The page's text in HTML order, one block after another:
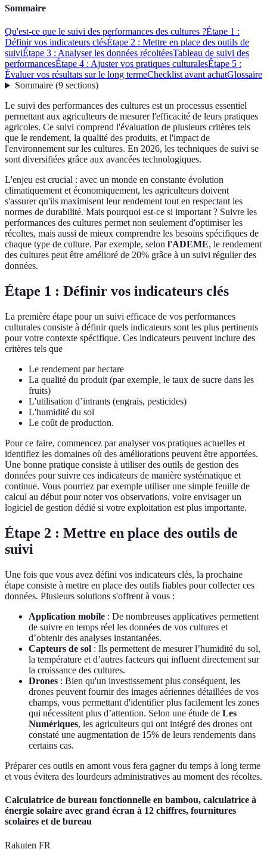
Sommaire
Qu'est-ce que le suivi des performances des cultures ?Étape 1 :
Définir vos indicateurs clésÉtape 2 : Mettre en place des outils de
suiviÉtape 3 : Analyser les données récoltéesTableau de suivi des
performancesÉtape 4 : Ajuster vos pratiques culturalesÉtape 5 :
Évaluer vos résultats sur le long termeChecklist avant achatGlossaire
Sommaire(9 sections)
Le suivi des performances des cultures est un processus essentiel
permettant aux agriculteurs de mesurer l'efficacité de leurs pratiques
agricoles. Ce suivi comprend l'évaluation de plusieurs critères tels
que le rendement, la qualité des produits, et l'impact de
l'environnement sur les cultures. En 2026, les techniques de suivi se
sont diversifiées grâce aux avancées technologiques.
L'enjeu est crucial : avec un monde en constante évolution
climatiquement et économiquement, les agriculteurs doivent
s'assurer qu'ils maximisent leur rendement tout en respectant les
normes de durabilité. Mais pourquoi est-ce si important ? Suivre les
performances des cultures permet non seulement d'optimiser les
récoltes, mais aussi de mieux comprendre les besoins spécifiques de
chaque type de culture. Par exemple, selon l'ADEME, le rendement
des cultures peut être amélioré de 20% grâce à un suivi régulier des
données.
Étape 1 : Définir vos indicateurs clés
La première étape pour un suivi efficace de vos performances
culturales consiste à définir quels indicateurs sont les plus pertinents
pour votre contexte spécifique. Ces indicateurs peuvent inclure des
critères tels que
Le rendement par hectare
La qualité du produit (par exemple, le taux de sucre dans les
fruits)
L'utilisation d’intrants (engrais, pesticides)
L'humidité du sol
Le coût de production.
Pour ce faire, commencez par analyser vos pratiques actuelles et
identifiez les domaines où des améliorations peuvent être apportées.
Une bonne pratique consiste à utiliser des outils de gestion des
données pour suivre ces indicateurs de manière systématique et
continue. Vous pourriez par exemple utiliser une simple feuille de
calcul au début pour noter vos observations, voire envisager un
logiciel de gestion dédié si votre exploitation est plus importante.
Étape 2 : Mettre en place des outils de
suivi
Une fois que vous avez défini vos indicateurs clés, la prochaine
étape consiste à mettre en place des outils fiables pour collecter ces
données. Plusieurs solutions s'offrent à vous :
Application mobile : De nombreuses applicatives permettent
de suivre en temps réel les données de vos cultures et
d’obtenir des analyses instantanées.
Capteurs de sol : Ils permettent de mesurer l’humidité du sol,
la température et d’autres facteurs qui influent directement sur
la croissance des cultures.
Drones : Bien qu'un investissement plus conséquent, les
drones peuvent fournir des images aériennes détaillées de vos
champs, vous permettant d'identifier plus facilement les zones
qui nécessitent plus d’attention. Selon une étude de Les
Numériques, les agriculteurs qui ont intégré des drones ont
constaté une augmentation de 15% de leurs rendements dans
certains cas.
Préparer ces outils en amont vous fera gagner du temps à long terme
et vous évitera des lourdeurs administratives au moment des récoltes.
Calculatrice de bureau fonctionnelle en bambou, calculatrice à
énergie solaire avec grand écran à 12 chiffres, fournitures
scolaires et de bureau
Rakuten FR